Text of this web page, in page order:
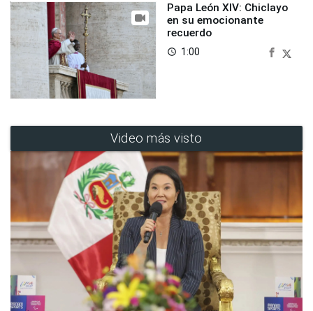
Papa León XIV: Chiclayo
en su emocionante
recuerdo
access_time 1:00
Video más visto